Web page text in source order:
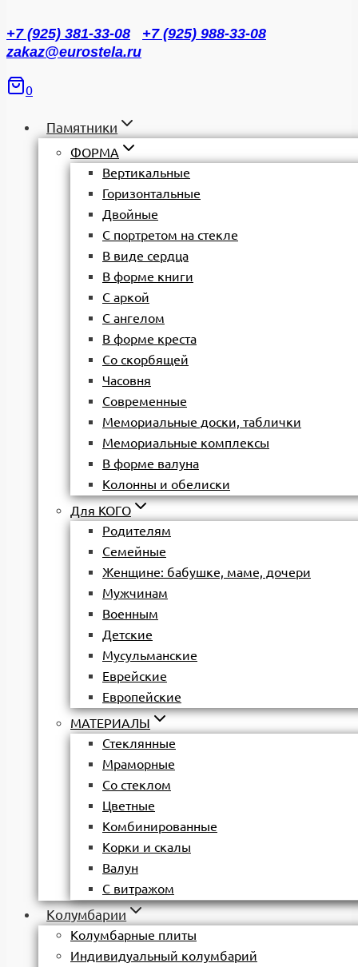
+7 (925) 381-33-08
+7 (925) 988-33-08
zakaz@eurostela.ru
0
Памятники
ФОРМА
Вертикальные
Горизонтальные
Двойные
С портретом на стекле
В виде сердца
В форме книги
С аркой
С ангелом
В форме креста
Со скорбящей
Часовня
Современные
Мемориальные доски, таблички
Мемориальные комплексы
В форме валуна
Колонны и обелиски
Для КОГО
Родителям
Семейные
Женщине: бабушке, маме, дочери
Мужчинам
Военным
Детские
Мусульманские
Еврейские
Европейские
МАТЕРИАЛЫ
Стеклянные
Мраморные
Со стеклом
Цветные
Комбинированные
Корки и скалы
Валун
С витражом
Колумбарии
Колумбарные плиты
Индивидуальный колумбарий